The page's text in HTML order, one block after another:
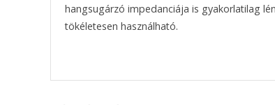
hangsugárzó impedanciája is gyakorlatilag
tökéletesen használható.